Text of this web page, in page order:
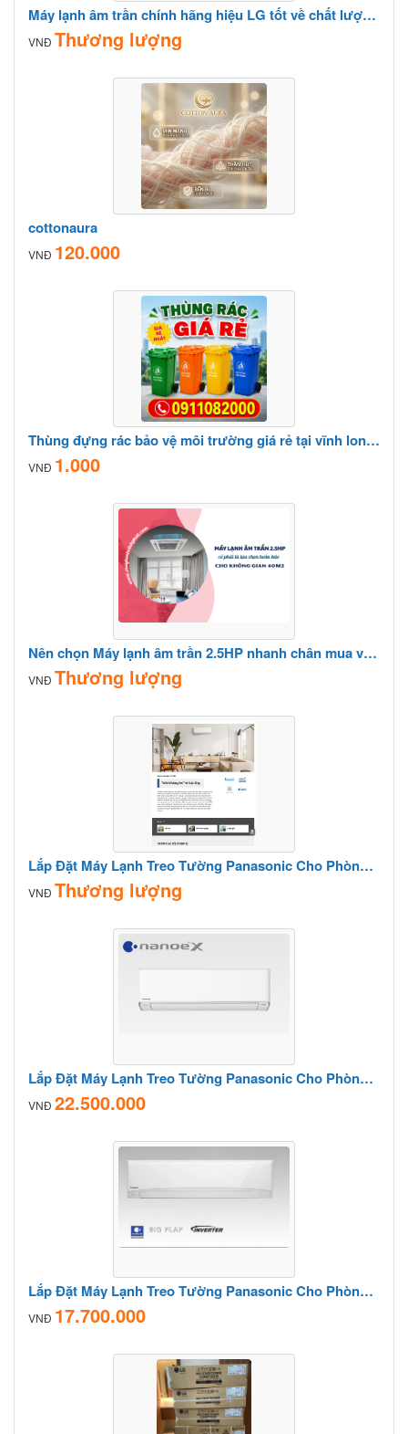
Máy lạnh âm trần chính hãng hiệu LG tốt về chất lượng và giá thành
VNĐ Thương lượng
cottonaura
VNĐ 120.000
Thùng đựng rác bảo vệ môi trường giá rẻ tại vĩnh long- lh 0911082000
VNĐ 1.000
Nên chọn Máy lạnh âm trần 2.5HP nhanh chân mua và lắp giá tốt
VNĐ Thương lượng
Lắp Đặt Máy Lạnh Treo Tường Panasonic Cho Phòng Bếp
VNĐ Thương lượng
Lắp Đặt Máy Lạnh Treo Tường Panasonic Cho Phòng Khách
VNĐ 22.500.000
Lắp Đặt Máy Lạnh Treo Tường Panasonic Cho Phòng Ngủ
VNĐ 17.700.000